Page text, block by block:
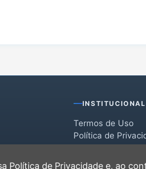
INSTITUCIONAL
Termos de Uso
Política de
Contato
Política de Privacidadee, ao